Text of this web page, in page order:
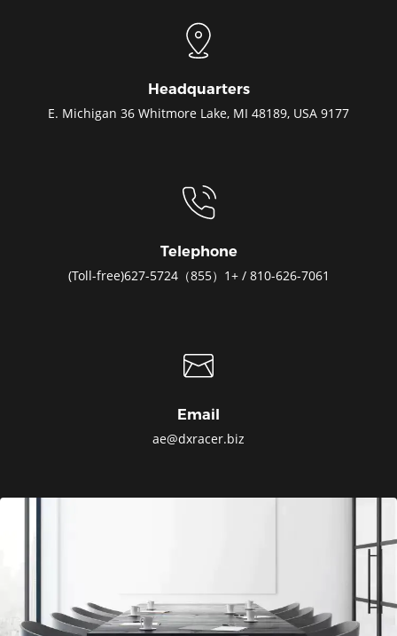
Headquarters
9177 E. Michigan 36 Whitmore Lake, MI 48189, USA
Telephone
810-626-7061 / +1（855）627-5724(Toll-free)
Email
ae@dxracer.biz